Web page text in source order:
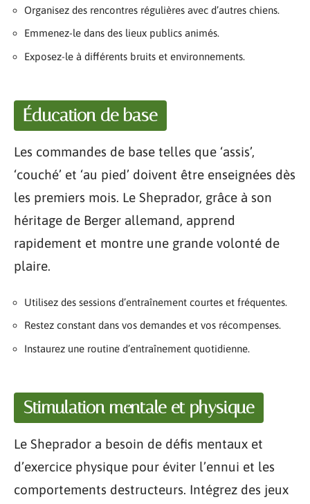
Organisez des rencontres régulières avec d’autres chiens.
Emmenez-le dans des lieux publics animés.
Exposez-le à différents bruits et environnements.
Éducation de base
Les commandes de base telles que ‘assis’,
‘couché’ et ‘au pied’ doivent être enseignées dès
les premiers mois. Le Sheprador, grâce à son
héritage de Berger allemand, apprend
rapidement et montre une grande volonté de
plaire.
Utilisez des sessions d’entraînement courtes et fréquentes.
Restez constant dans vos demandes et vos récompenses.
Instaurez une routine d’entraînement quotidienne.
Stimulation mentale et physique
Le Sheprador a besoin de défis mentaux et
d’exercice physique pour éviter l’ennui et les
comportements destructeurs. Intégrez des jeux